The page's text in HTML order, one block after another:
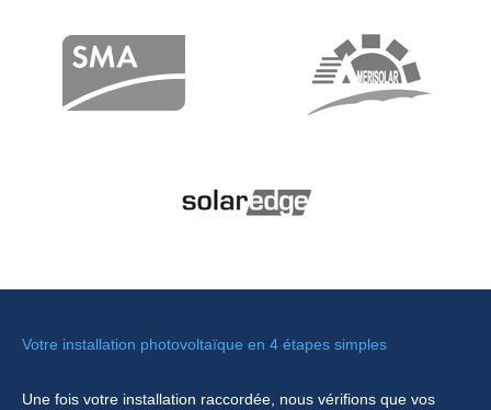
Votre installation photovoltaïque en 4 étapes simples
Une fois votre installation raccordée, nous vérifions que vos